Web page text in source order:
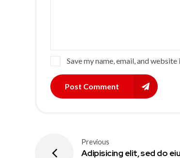
Save my name, email, and
Post Comment
Previous
Adipisicing elit, sed do